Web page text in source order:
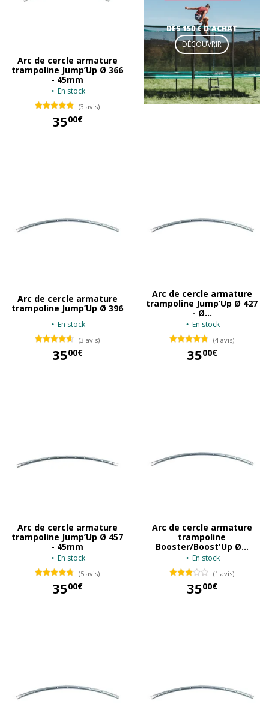
Arc de cercle armature
trampoline Jump’Up Ø 366
- 45mm
En stock
(3 avis)
3500€
DÈS 150 € D'ACHAT
DÉCOUVRIR
Arc de cercle armature
trampoline Jump’Up Ø 396
En stock
(3 avis)
3500€
Arc de cercle armature
trampoline Jump’Up Ø 427
- Ø...
En stock
(4 avis)
3500€
Arc de cercle armature
trampoline Jump’Up Ø 457
- 45mm
En stock
(5 avis)
3500€
Arc de cercle armature
trampoline
Booster/Boost'Up Ø...
En stock
(1 avis)
3500€